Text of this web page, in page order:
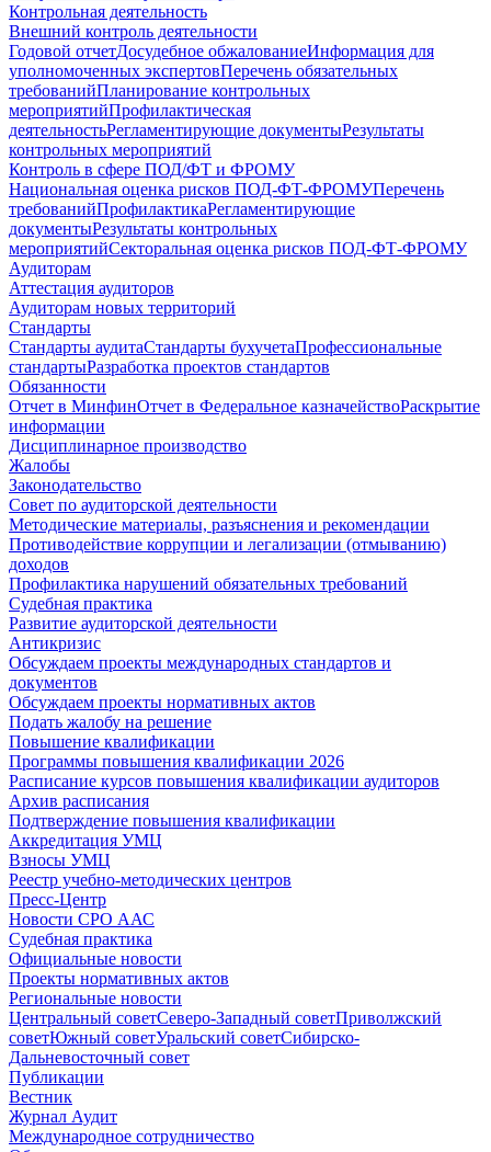
Контрольная деятельность
Внешний контроль деятельности
Годовой отчетДосудебное обжалованиеИнформация для
уполномоченных экспертовПеречень обязательных
требованийПланирование контрольных
мероприятийПрофилактическая
деятельностьРегламентирующие документыРезультаты
контрольных мероприятий
Контроль в сфере ПОД/ФТ и ФРОМУ
Национальная оценка рисков ПОД-ФТ-ФРОМУПеречень
требованийПрофилактикаРегламентирующие
документыРезультаты контрольных
мероприятийСекторальная оценка рисков ПОД-ФТ-ФРОМУ
Аудиторам
Аттестация аудиторов
Аудиторам новых территорий
Стандарты
Стандарты аудитаСтандарты бухучетаПрофессиональные
стандартыРазработка проектов стандартов
Обязанности
Отчет в МинфинОтчет в Федеральное казначействоРаскрытие
информации
Дисциплинарное производство
Жалобы
Законодательство
Совет по аудиторской деятельности
Методические материалы, разъяснения и рекомендации
Противодействие коррупции и легализации (отмыванию)
доходов
Профилактика нарушений обязательных требований
Судебная практика
Развитие аудиторской деятельности
Антикризис
Обсуждаем проекты международных стандартов и
документов
Обсуждаем проекты нормативных актов
Подать жалобу на решение
Повышение квалификации
Программы повышения квалификации 2026
Расписание курсов повышения квалификации аудиторов
Архив расписания
Подтверждение повышения квалификации
Аккредитация УМЦ
Взносы УМЦ
Реестр учебно-методических центров
Пресс-Центр
Новости СРО ААС
Судебная практика
Официальные новости
Проекты нормативных актов
Региональные новости
Центральный советСеверо-Западный советПриволжский
советЮжный советУральский советСибирско-
Дальневосточный совет
Публикации
Вестник
Журнал Аудит
Международное сотрудничество